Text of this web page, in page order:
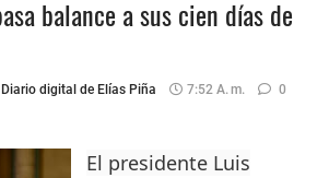
balance a sus cien días de
digital de Elías Piña 7:52 A. M. 0
El presidente Luis